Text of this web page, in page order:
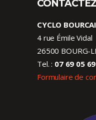
CYCLO
4 rue Émile Vidal
26500 BOURG-
Tel. : 07 69 05
Formulaire de